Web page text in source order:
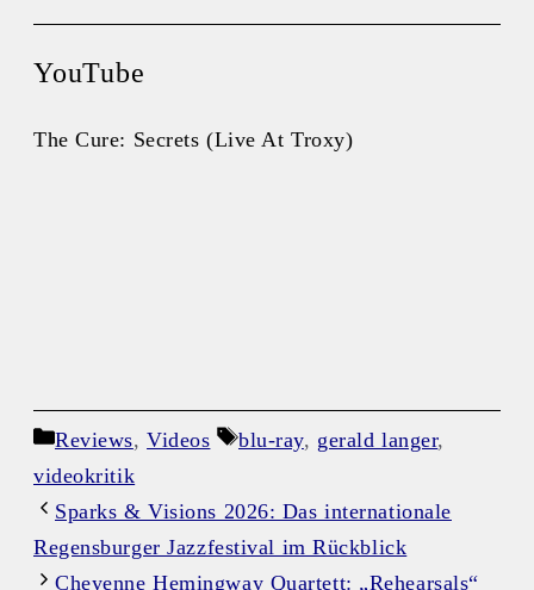
YouTube
The Cure: Secrets (Live At Troxy)
Kategorien
Reviews,Videos Schlagwörter
blu-ray, gerald langer,
videokritik
Sparks & Visions 2026: Das internationale
Regensburger Jazzfestival im Rückblick
Cheyenne Hemingway Quartett: „Rehearsals“